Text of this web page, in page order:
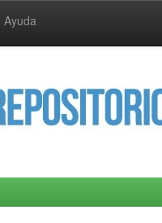
Ayuda